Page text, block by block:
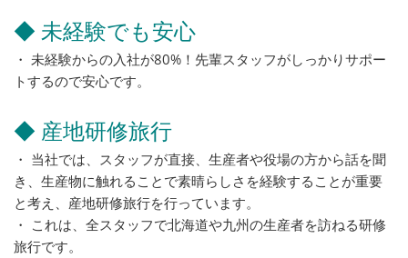
◆ 未経験でも安心
・ 未経験からの入社が80%！先輩スタッフがしっかりサポー
トするので安心です。
◆ 産地研修旅行
・ 当社では、スタッフが直接、生産者や役場の方から話を聞
き、生産物に触れることで素晴らしさを経験することが重要
と考え、産地研修旅行を行っています。
・ これは、全スタッフで北海道や九州の生産者を訪ねる研修
旅行です。